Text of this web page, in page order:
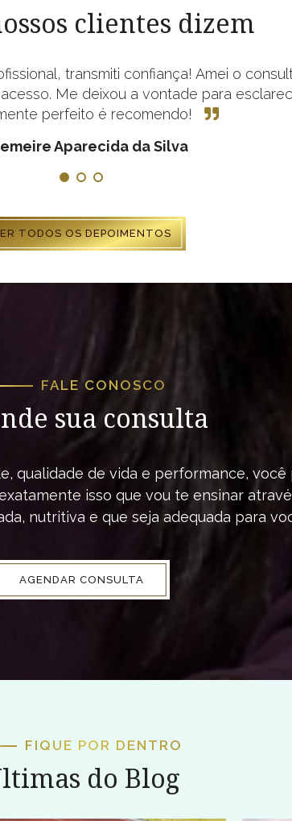
clientes dizem
transmiti confiança! Amei o
Me deixou a vontade para
perfeito é recomendo!
Aparecida da Silva
1 2 3
TODOS OS DEPOIMENTOS
FALE CONOSCO
sua consulta
qualidade de vida e performance, você
isso que vou te ensinar
nutritiva e que seja adequada para
AGENDAR CONSULTA
FIQUE POR DENTRO
do Blog